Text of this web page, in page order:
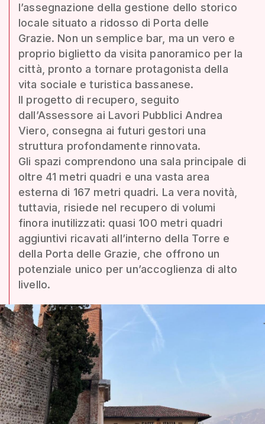
l’assegnazione della gestione dello storico
locale situato a ridosso di Porta delle
Grazie. Non un semplice bar, ma un vero e
proprio biglietto da visita panoramico per la
città, pronto a tornare protagonista della
vita sociale e turistica bassanese.
Il progetto di recupero, seguito
dall’Assessore ai Lavori Pubblici Andrea
Viero, consegna ai futuri gestori una
struttura profondamente rinnovata.
Gli spazi comprendono una sala principale di
oltre 41 metri quadri e una vasta area
esterna di 167 metri quadri. La vera novità,
tuttavia, risiede nel recupero di volumi
finora inutilizzati: quasi 100 metri quadri
aggiuntivi ricavati all’interno della Torre e
della Porta delle Grazie, che offrono un
potenziale unico per un’accoglienza di alto
livello.